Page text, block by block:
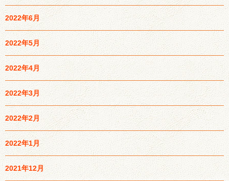
2022年6月
2022年5月
2022年4月
2022年3月
2022年2月
2022年1月
2021年12月